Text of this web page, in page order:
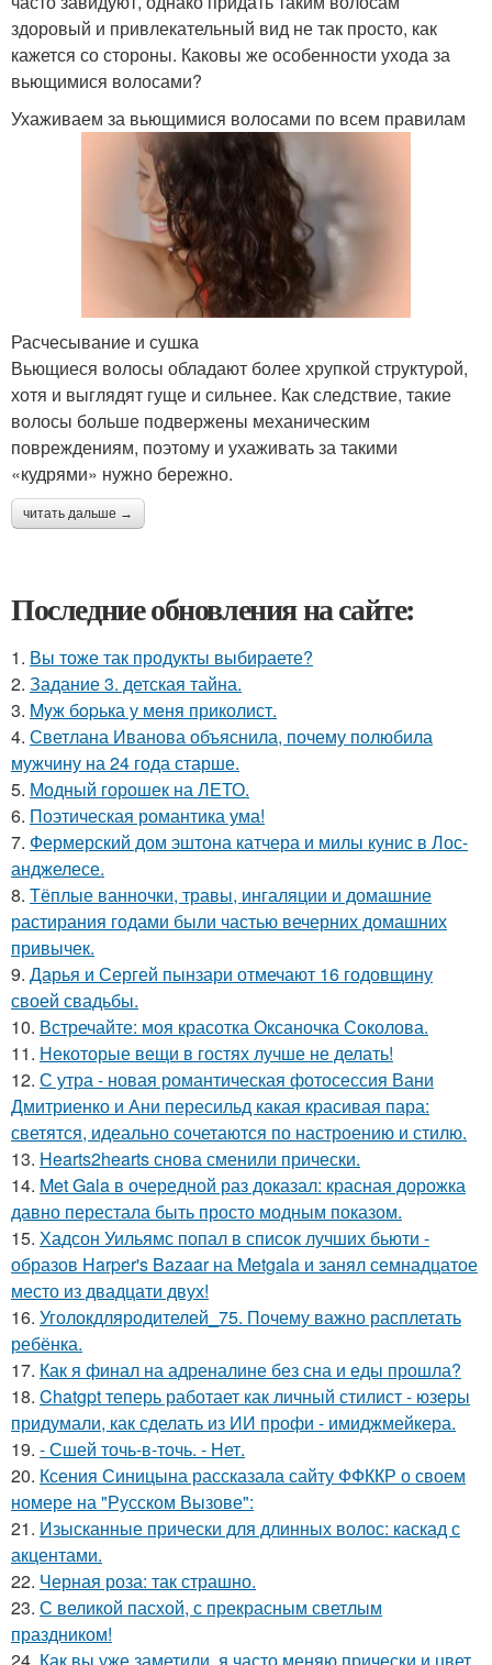
здоровый и привлекательный вид не так просто, как
кажется со стороны. Каковы же особенности ухода за
вьющимися волосами?
Ухаживаем за вьющимися волосами по всем правилам
Расчесывание и сушка
Вьющиеся волосы обладают более хрупкой структурой,
хотя и выглядят гуще и сильнее. Как следствие, такие
волосы больше подвержены механическим
повреждениям, поэтому и ухаживать за такими
«кудрями» нужно бережно.
читать дальше →
Последние обновления на сайте:
1. Вы тоже так продукты выбираете?
2. Задание 3. детская тайна.
3. Myж бopька у мeня приколист.
4. Светлана Иванова объяснила, почему полюбила
мужчину на 24 года старше.
5. Модный горошек на ЛЕТО.
6. Поэтическая романтика ума!
7. Фермерский дом эштона катчера и милы кунис в Лос-
анджелесе.
8. Тёплые ванночки, травы, ингаляции и домашние
растирания годами были частью вечерних домашних
привычек.
9. Дарья и Сергей пынзари отмечают 16 годовщину
своей свадьбы.
10. Встречайте: моя красотка Оксаночка Соколова.
11. Некоторые вещи в гостях лучше не делать!
12. С утра - новая романтическая фотосессия Вани
Дмитриенко и Ани пересильд какая красивая пара:
светятся, идеально сочетаются по настроению и стилю.
13. Hearts2hearts снова сменили прически.
14. Met Gala в очередной раз доказал: красная дорожка
давно перестала быть просто модным показом.
15. Хадсон Уильямс попал в список лучших бьюти -
образов Harper's Bazaar на Metgala и занял семнадцатое
место из двадцати двух!
16. Уголокдляродителей_75. Почему важно расплетать
ребёнка.
17. Как я финал на адреналине без сна и еды прошла?
18. Chatgpt теперь работает как личный стилист - юзеры
придумали, как сделать из ИИ профи - имиджмейкера.
19. - Сшей точь-в-точь. - Нет.
20. Ксения Синицына рассказала сайту ФФККР о своем
номере на "Русском Вызове":
21. Изысканные прически для длинных волос: каскад с
акцентами.
22. Черная роза: так страшно.
23. С великой пасхой, с прекрасным светлым
праздником!